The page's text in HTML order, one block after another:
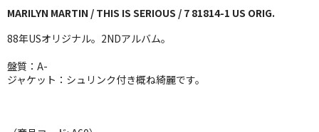
J-POP
FOLK,SSW
MARILYN MARTIN / THIS IS SERIOUS / 7 81814-1 US ORIG.
88年USオリジナル。2NDアルバム。
盤質：A-
ジャケット：シュリンク付き概ね綺麗です。